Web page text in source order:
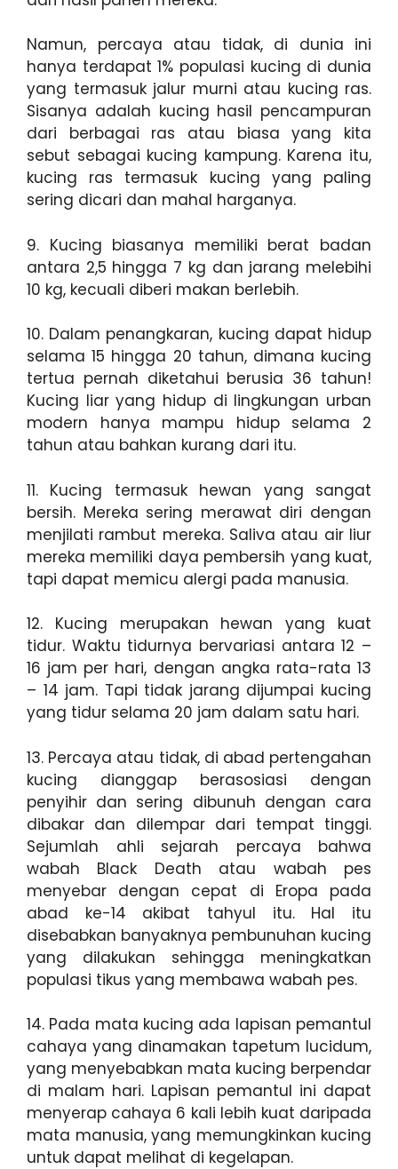
Namun, percaya atau tidak, di dunia ini
hanya terdapat 1% populasi kucing di dunia
yang termasuk jalur murni atau kucing ras.
Sisanya adalah kucing hasil pencampuran
dari berbagai ras atau biasa yang kita
sebut sebagai kucing kampung. Karena itu,
kucing ras termasuk kucing yang paling
sering dicari dan mahal harganya.
9. Kucing biasanya memiliki berat badan
antara 2,5 hingga 7 kg dan jarang melebihi
10 kg, kecuali diberi makan berlebih.
10. Dalam penangkaran, kucing dapat hidup
selama 15 hingga 20 tahun, dimana kucing
tertua pernah diketahui berusia 36 tahun!
Kucing liar yang hidup di lingkungan urban
modern hanya mampu hidup selama 2
tahun atau bahkan kurang dari itu.
11. Kucing termasuk hewan yang sangat
bersih. Mereka sering merawat diri dengan
menjilati rambut mereka. Saliva atau air liur
mereka memiliki daya pembersih yang kuat,
tapi dapat memicu alergi pada manusia.
12. Kucing merupakan hewan yang kuat
tidur. Waktu tidurnya bervariasi antara 12 –
16 jam per hari, dengan angka rata-rata 13
– 14 jam. Tapi tidak jarang dijumpai kucing
yang tidur selama 20 jam dalam satu hari.
13. Percaya atau tidak, di abad pertengahan
kucing dianggap berasosiasi dengan
penyihir dan sering dibunuh dengan cara
dibakar dan dilempar dari tempat tinggi.
Sejumlah ahli sejarah percaya bahwa
wabah Black Death atau wabah pes
menyebar dengan cepat di Eropa pada
abad ke-14 akibat tahyul itu. Hal itu
disebabkan banyaknya pembunuhan kucing
yang dilakukan sehingga meningkatkan
populasi tikus yang membawa wabah pes.
14. Pada mata kucing ada lapisan pemantul
cahaya yang dinamakan tapetum lucidum,
yang menyebabkan mata kucing berpendar
di malam hari. Lapisan pemantul ini dapat
menyerap cahaya 6 kali lebih kuat daripada
mata manusia, yang memungkinkan kucing
untuk dapat melihat di kegelapan.